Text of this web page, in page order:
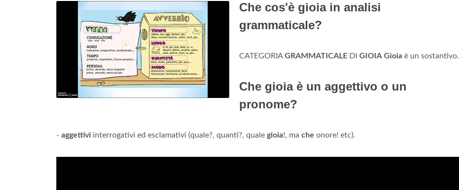
Che cos'è gioia in analisi
grammaticale?
CATEGORIAGRAMMATICALE DI GIOIA Gioia è un sostantivo.
Che gioia è un aggettivo o un
pronome?
- aggettivi interrogativi ed esclamativi (quale?, quanti?, quale gioia!, ma che onore! etc).